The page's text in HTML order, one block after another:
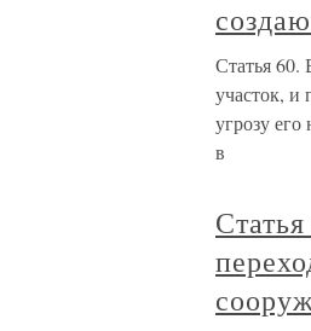
Статья 60.
участок, и
угрозу
в